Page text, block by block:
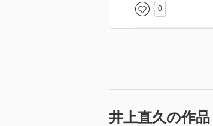
0
井上直久の作品